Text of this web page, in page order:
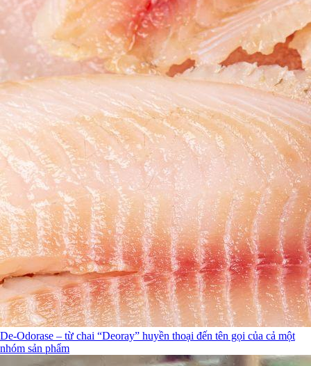
De-Odorase – từ chai “Deoray” huyền thoại đến tên gọi của cả một
nhóm sản phẩm